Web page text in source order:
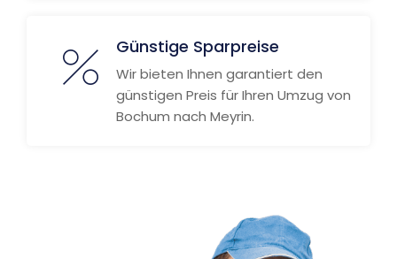
Günstige Sparpreise
Wir bieten Ihnen garantiert den
günstigen Preis für Ihren Umzug von
Bochum nach Meyrin.